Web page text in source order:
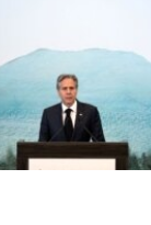
HEALTH